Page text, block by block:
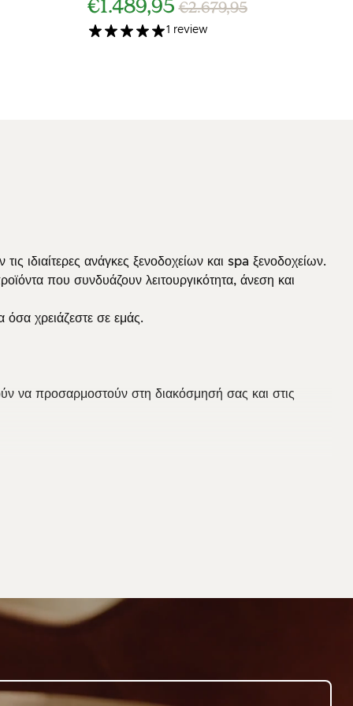
€1.489,95 €2.679,95
1 review
ιδιαίτερες ανάγκες ξενοδοχείων και spa ξενοδοχείων.
που συνδυάζουν λειτουργικότητα, άνεση και
όσα χρειάζεστε σε εμάς.
να προσαρμοστούν στη διακόσμησή σας και στις
μια επιλογή από όμορφα και άνετα έπιπλα για